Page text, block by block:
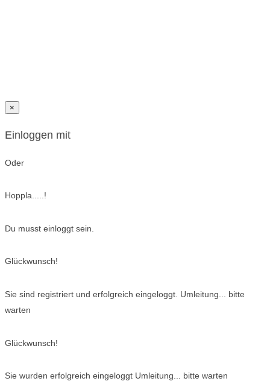
×
Einloggen mit
Oder
Hoppla.....!
Du musst einloggt sein.
Glückwunsch!
Sie sind registriert und erfolgreich eingeloggt. Umleitung... bitte
warten
Glückwunsch!
Sie wurden erfolgreich eingeloggt Umleitung... bitte warten